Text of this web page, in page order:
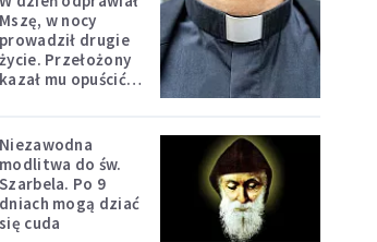
Mszę, w nocy
prowadził drugie
życie. Przełożony
kazał mu opuścić
Niezawodna
modlitwa do św.
Szarbela. Po 9
dniach mogą dziać
się cuda